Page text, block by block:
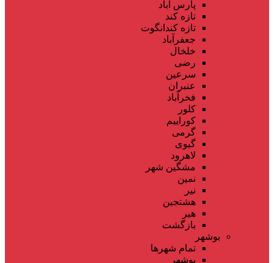
پارس آباد
تازه کند
تازه کندانگوت
جعفرآباد
خلخال
رضی
سرعین
عنبران
فخرآباد
کلور
کوراییم
گرمی
گیوی
لاهرود
مشگین شهر
نمین
نیر
هشتجین
هیر
بازگشت
بوشهر
تمام شهر‌ها
بوشهر